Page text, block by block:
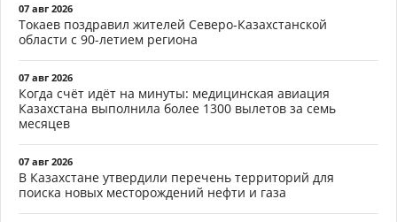
07 авг 2026
Токаев поздравил жителей Северо-Казахстанской
области с 90-летием региона
07 авг 2026
Когда счёт идёт на минуты: медицинская авиация
Казахстана выполнила более 1300 вылетов за семь
месяцев
07 авг 2026
В Казахстане утвердили перечень территорий для
поиска новых месторождений нефти и газа